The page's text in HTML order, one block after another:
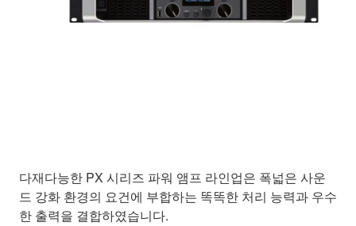
다재다능한 PX 시리즈 파워 앰프 라인업은 폭넓은 사운
드 강화 환경의 요건에 부합하는 똑똑한 처리 능력과 우수
한 출력을 결합하였습니다.